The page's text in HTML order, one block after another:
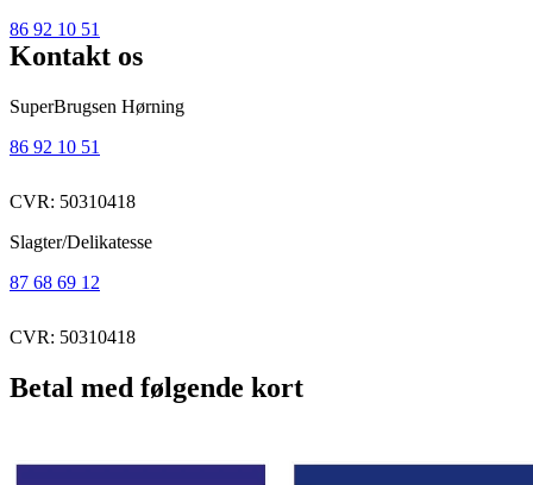
86 92 10 51
Kontakt os
SuperBrugsen Hørning
86 92 10 51
CVR: 50310418
Slagter/Delikatesse
87 68 69 12
CVR: 50310418
Betal med følgende kort